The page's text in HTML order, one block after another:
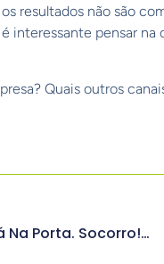
resultados não são
é interessante pensar
Quais outros
Gestão De Crises: A Mídia Está Na Porta. Socorro! O Que Devo Fazer?